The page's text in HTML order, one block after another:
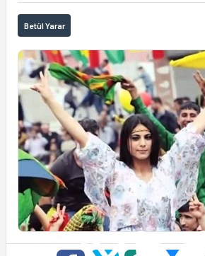
Betül Yarar